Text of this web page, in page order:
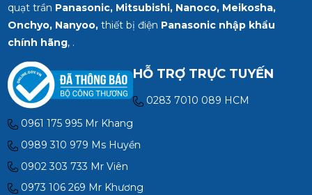
quạt trần Panasonic, Mitsubishi, Nanoco, Meikosha,
Onchyo, Nanyoo,thiết bị điện Panasonic nhập khẩu
chính hãng, .
HỖ TRỢ TRỰC TUYẾN
0283 7010 089 HCM
0961 175 995 Mr Khang
0989 310 979 Ms Huyền
0902 303 733 Mr Viên
0973 106 269 Mr Khương